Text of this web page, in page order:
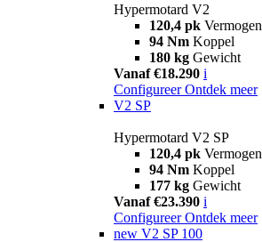
Hypermotard V2
120,4 pk Vermogen
94 Nm Koppel
180 kg Gewicht
Vanaf €18.290 i
Configureer Ontdek meer
V2 SP
Hypermotard V2 SP
120,4 pk Vermogen
94 Nm Koppel
177 kg Gewicht
Vanaf €23.390 i
Configureer Ontdek meer
new V2 SP 100